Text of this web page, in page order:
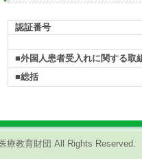
認証番号
■外国人患者受入れに関する取
■総括
療教育財団 All Rights Reserved.